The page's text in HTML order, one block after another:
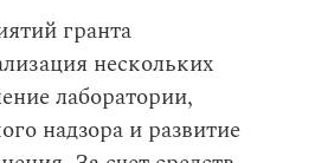
гранта
нескольких
лаборатории,
надзора и развитие